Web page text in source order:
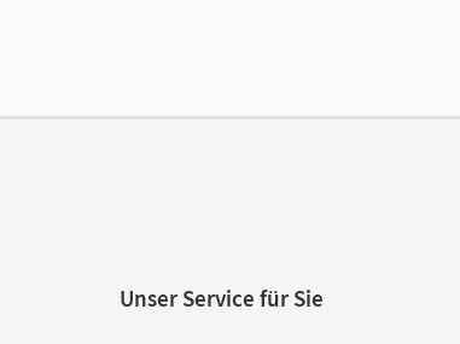
Unser Service für Sie